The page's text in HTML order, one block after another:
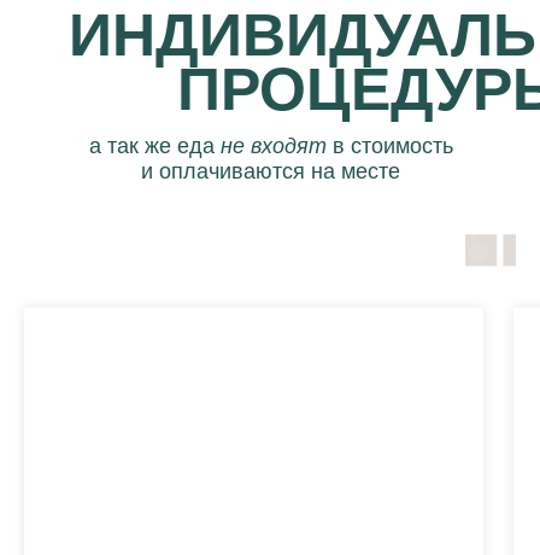
а так же еда не входятв стоимость
и оплачиваются на месте